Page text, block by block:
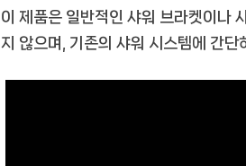
이 제품은 일반적인 샤워 브라켓이나
지 않으며, 기존의 샤워 시스템에 간단